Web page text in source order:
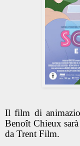
Il film di
Benoît Chieux sarà
da Trent Film.